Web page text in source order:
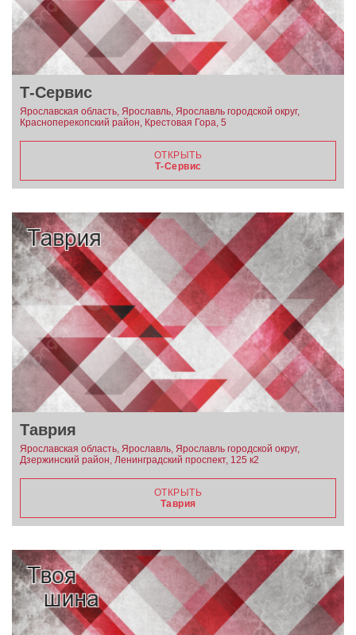
Т-Сервис
Ярославская область, Ярославль, Ярославль городской округ,
Красноперекопский район, Крестовая Гора, 5
ОТКРЫТЬ
Т-Сервис
Таврия
Ярославская область, Ярославль, Ярославль городской округ,
Дзержинский район, Ленинградский проспект, 125 к2
ОТКРЫТЬ
Таврия